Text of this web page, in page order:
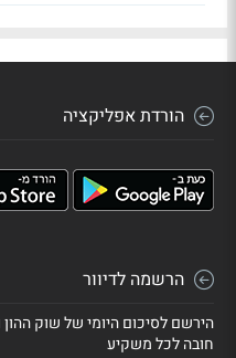
הורדת אפליקציה
הרשמה לדיוור
הירשם לסיכום היומי של שוק ההון
חובה לכל משקיע